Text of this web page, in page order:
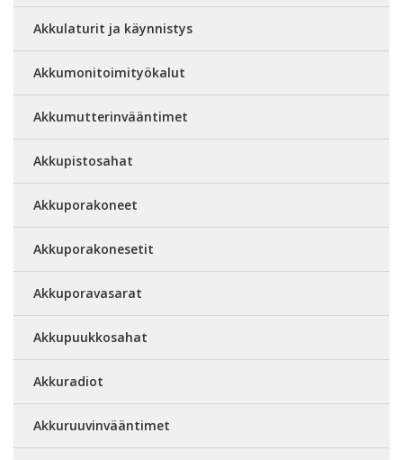
Akkulaturit ja käynnistys
Akkumonitoimityökalut
Akkumutterinvääntimet
Akkupistosahat
Akkuporakoneet
Akkuporakonesetit
Akkuporavasarat
Akkupuukkosahat
Akkuradiot
Akkuruuvinvääntimet